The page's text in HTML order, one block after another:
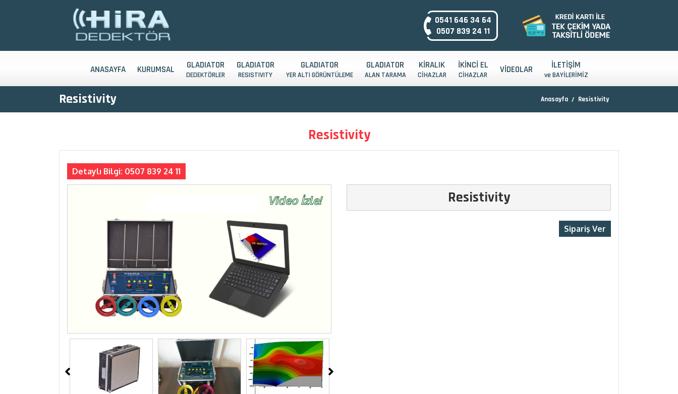
0541 646 34 64
0507 839 24 11
ANASAYFA KURUMSAL GLADIATOR
DEDEKTÖRLER
GLADIATOR
RESISTIVITY
GLADIATOR
YER ALTI GÖRÜNTÜLEME
GLADIATOR
ALAN TARAMA
KİRALIK
CİHAZLAR
İKİNCİ EL
CİHAZLAR VİDEOLAR İLETİŞİM
ve BAYİLERİMİZ
Resistivity Anasayfa Resistivity
Resistivity
Detaylı Bilgi: 0507 839 24 11
Video İzle! Resistivity
Sipariş Ver